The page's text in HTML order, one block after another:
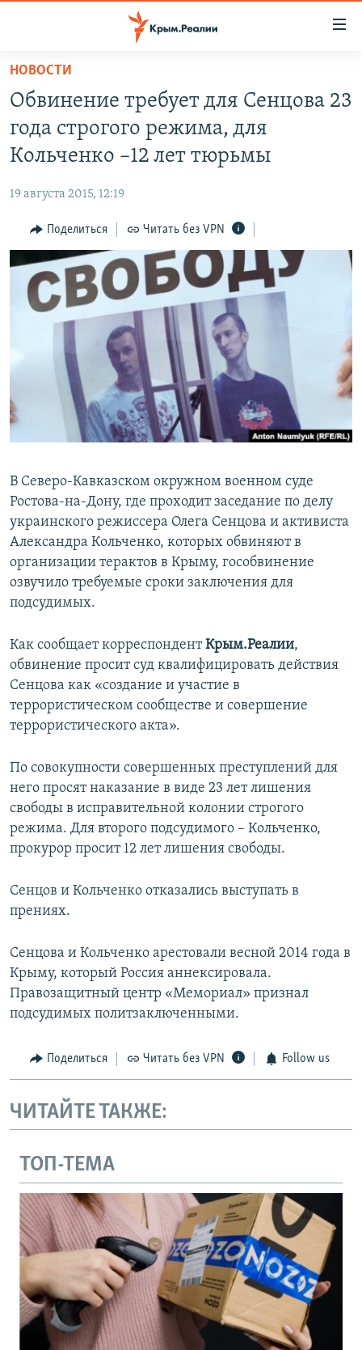
Вернуться
основному
содержанию
Вернутся
главной
навигации
Вернутся
поиску
НОВОСТИ
11 ЛЕТ ОККУПАЦИИ КРЫМА. 11 ИСТОРИЙ СОПРОТИВЛЕНИЯ
ВОДА
ЕЩЕ
ИНТЕРАКТИВ
ИНФОГРАФИКА
ТЕЛЕПРОЕКТ КРЫМ.РЕАЛИИ
СОВЕТЫ ПРАВОЗАЩИТНИКОВ
ПРОПАВШИЕ БЕЗ ВЕСТИ
ПОБЕДИТЕЛЕЙ НЕ СУДЯТ?
КРЫМ.НЕПОКОРЕННЫЙ
РАДІО СВОБОДА
КАК ОБОЙТИ БЛОКИРОВКУ
Українською
ПРИСОЕДИНЯЙТЕСЬ!
Все сайты RFE/RL
НОВОСТИ
Обвинение требует для Сенцова 23
года строгого режима, для
Кольченко –12 лет тюрьмы
19 августа 2015, 12:19
Поделиться Читать без VPN
В Северо-Кавказском окружном военном суде
Ростова-на-Дону, где проходит заседание по делу
украинского режиссера Олега Сенцова и активиста
Александра Кольченко, которых обвиняют в
организации терактов в Крыму, гособвинение
озвучило требуемые сроки заключения для
подсудимых.
Как сообщает корреспондентКрым.Реалии,
обвинение просит суд квалифицировать действия
Сенцова как «создание и участие в
террористическом сообществе и совершение
террористического акта».
По совокупности совершенных преступлений для
него просят наказание в виде 23 лет лишения
свободы в исправительной колонии строгого
режима. Для второго подсудимого – Кольченко,
прокурор просит 12 лет лишения свободы.
Сенцов и Кольченко отказались выступать в
прениях.
Сенцова и Кольченко арестовали весной 2014 года в
Крыму, который Россия аннексировала.
Правозащитный центр «Мемориал» признал
подсудимых политзаключенными.
Поделиться Читать без VPN Follow us
ЧИТАЙТЕ ТАКЖЕ:
ТОП-ТЕМА